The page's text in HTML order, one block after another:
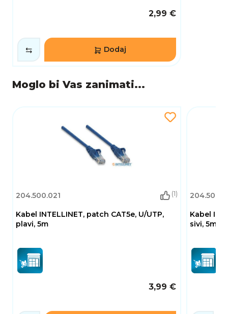
2,99 €
Dodaj
Moglo bi Vas zanimati...
204.500.021 (1)
Kabel INTELLINET, patch CAT5e, U/UTP,
plavi, 5m
3,99 €
Kabel
sivi, 5m